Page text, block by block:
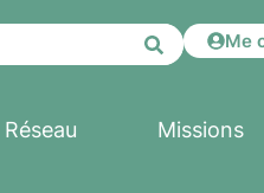
Me
Réseau Missions